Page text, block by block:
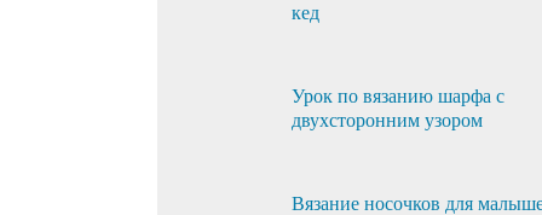
кед
Урок по вязанию шарфа с
двухсторонним узором
Вязание носочков для